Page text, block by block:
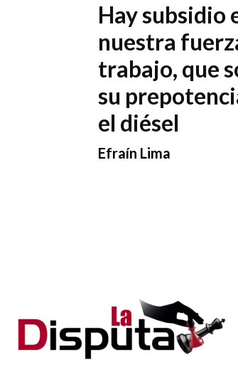
Hay subsidio
nuestra
trabajo, que
su
el diésel
Efraín Lima